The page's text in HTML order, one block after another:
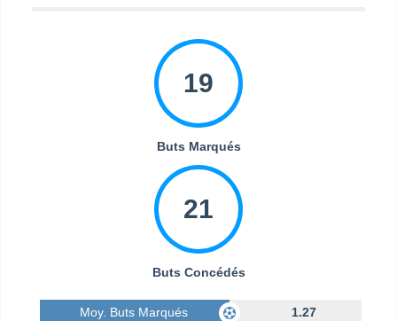
19
Buts Marqués
21
Buts Concédés
Moy. Buts Marqués 1.27